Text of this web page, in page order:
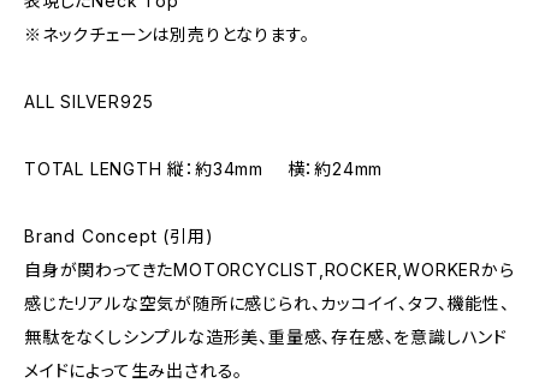
※ネックチェーンは別売りとなります。
ALL SILVER925
TOTAL LENGTH 縦：約34mm 横：約24mm
Brand Concept (引用)
自身が関わってきたMOTORCYCLIST,ROCKER,WORKERから
感じたリアルな空気が随所に感じられ、カッコイイ、タフ、機能性、
無駄をなくしシンプルな造形美、重量感、存在感、を意識しハンド
メイドによって生み出される。